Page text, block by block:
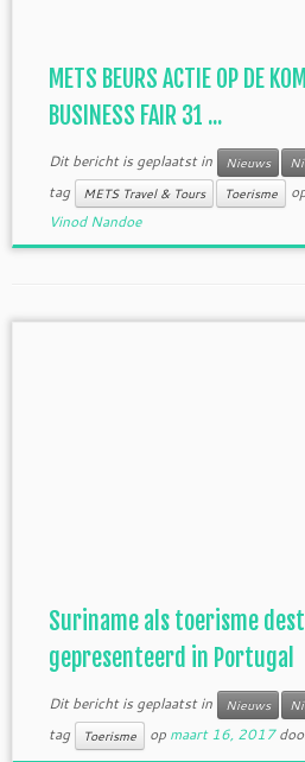
METS BEURS ACTIE OP DE
BUSINESS FAIR 31 ...
Dit bericht is geplaatst in Nieuws
tag
METS Travel & Tours Toerisme
Vinod Nandoe
Suriname als toerisme
gepresenteerd in Portugal
Dit bericht is geplaatst in Nieuws
tag
Toerisme op maart 16, 2017